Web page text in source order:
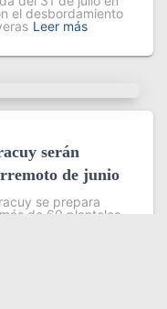
el desbordamiento
Leer más
serán
de junio
se prepara
de 60 planteles